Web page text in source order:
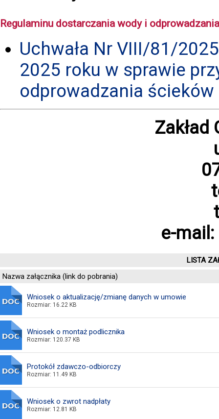
Regulaminu dostarczania wody i
Uchwała Nr VIII/81/
2025 roku w sprawie
odprowadzania ścieków
e-
LISTA
Nazwa załącznika (link do pobrania)
Wniosek o aktualizację/zmianę danych w umowie
Rozmiar: 16.22 KB
Wniosek o montaż podlicznika
Rozmiar: 120.37 KB
Protokół zdawczo-odbiorczy
Rozmiar: 11.49 KB
Wniosek o zwrot nadpłaty
Rozmiar: 12.81 KB